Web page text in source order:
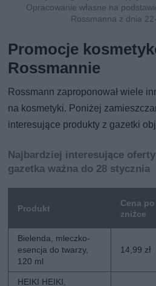
Opracowanie własne na
Rossmanna z dnia
Promocje
Rossmannie
Rossmann zaproponował wiele
na kosmetyki. Poniżej
interesujące produkty z gazetki
Najbardziej interesujące
gazetka ważna do 28 stycznia
Produkt
Cena po
zniżce
Bielenda, mleczko-
esencja do twarzy,
120 ml
14,99 zł
HEIKI HEIKI,